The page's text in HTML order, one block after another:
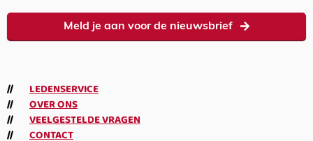
Meld je aan voor de nieuwsbrief
LEDENSERVICE
OVER ONS
VEELGESTELDE VRAGEN
CONTACT